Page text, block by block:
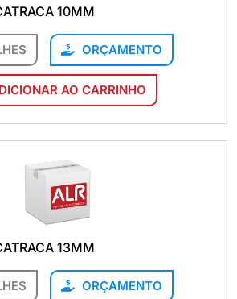
10MM
ORÇAMENTO
AO CARRINHO
13MM
ORÇAMENTO